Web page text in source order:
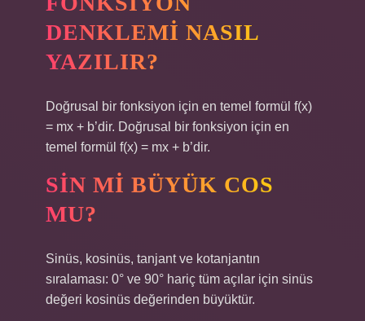
DENKLEMI NASIL
YAZILIR?
Doğrusal bir fonksiyon için en temel formül f(x)
= mx + b’dir. Doğrusal bir fonksiyon için en
temel formül f(x) = mx + b’dir.
SIN MI BÜYÜK COS
MU?
Sinüs, kosinüs, tanjant ve kotanjantın
sıralaması: 0° ve 90° hariç tüm açılar için sinüs
değeri kosinüs değerinden büyüktür.